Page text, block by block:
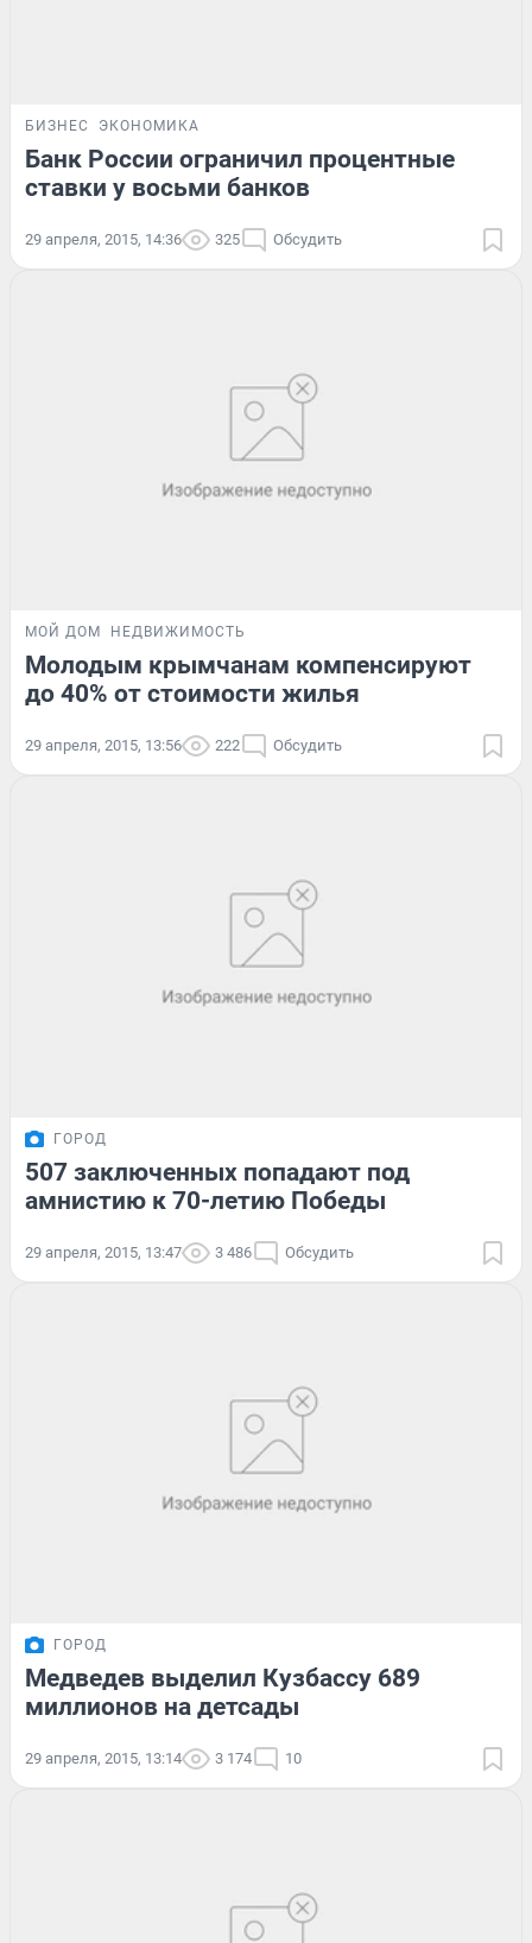
БИЗНЕС ЭКОНОМИКА
Банк России ограничил процентные
ставки у восьми банков
29 апреля, 2015, 14:36 325 Обсудить
МОЙ ДОМ НЕДВИЖИМОСТЬ
Молодым крымчанам компенсируют
до 40% от стоимости жилья
29 апреля, 2015, 13:56 222 Обсудить
ГОРОД
507 заключенных попадают под
амнистию к 70-летию Победы
29 апреля, 2015, 13:47 3 486 Обсудить
ГОРОД
Медведев выделил Кузбассу 689
миллионов на детсады
29 апреля, 2015, 13:14 3 174 10